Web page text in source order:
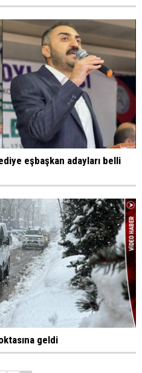
eşbaşkan adayları belli
geldi